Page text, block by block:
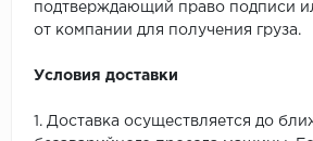
подтверждающий право подписи
от компании для получения груза.
Условия доставки
1. Доставка осуществляется до